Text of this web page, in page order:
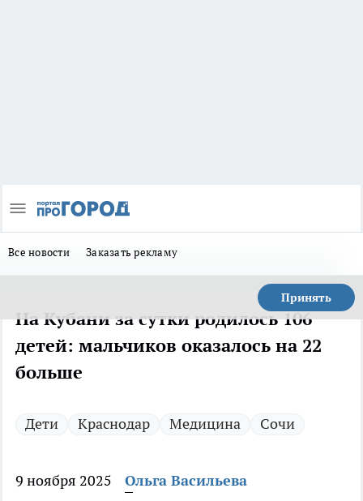
Все новости Заказать рекламу
Принять
На Кубани за сутки родилось 106
детей: мальчиков оказалось на 22
больше
Дети Краснодар Медицина Сочи
9 ноября 2025
Ольга Васильева